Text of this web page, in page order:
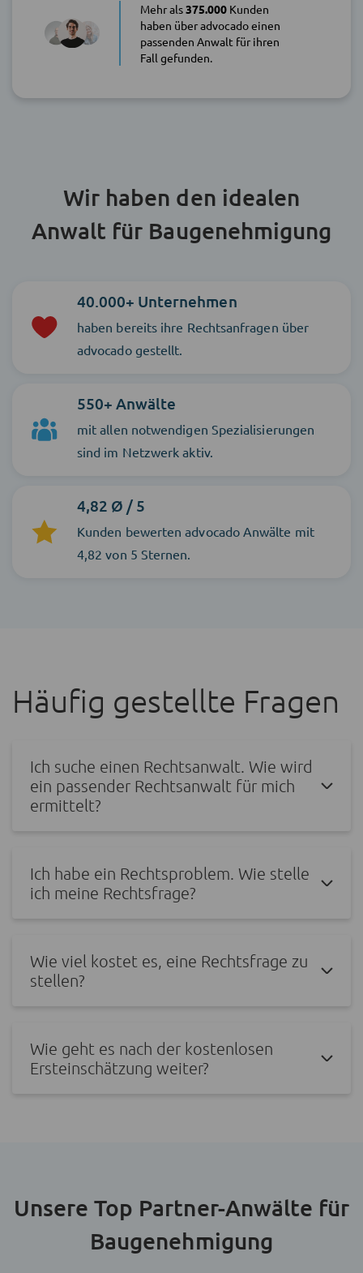
Mehr als375.000Kunden
haben über advocado einen
passenden Anwalt für ihren
Fall gefunden.
Wir haben den idealen
Anwalt für Baugenehmigung
40.000+ Unternehmen
haben bereits ihre Rechtsanfragen über
advocado gestellt.
550+ Anwälte
mit allen notwendigen Spezialisierungen
sind im Netzwerk aktiv.
4,82 Ø / 5
Kunden bewerten advocado Anwälte mit
4,82 von 5 Sternen.
Häufig gestellte Fragen
Ich suche einen Rechtsanwalt. Wie wird
ein passender Rechtsanwalt für mich
ermittelt?
Ich habe ein Rechtsproblem. Wie stelle
ich meine Rechtsfrage?
Wie viel kostet es, eine Rechtsfrage zu
stellen?
Wie geht es nach der kostenlosen
Ersteinschätzung weiter?
Unsere Top Partner-Anwälte für
Baugenehmigung